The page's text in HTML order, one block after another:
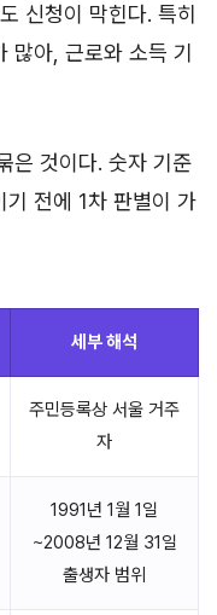
신청이 막힌다. 특히
많아, 근로와 소득 기
은 것이다. 숫자 기준
기 전에 1차 판별이 가
세부 해석
주민등록상 서울 거주
자
1991년 1월 1일
~2008년 12월 31일
출생자 범위